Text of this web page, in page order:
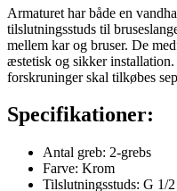
Armaturet har både en
tilslutningsstuds til
mellem kar og bruser. De
æstetisk og sikker
forskruninger skal tilkøbes
Specifikationer:
Antal greb: 2-grebs
Farve: Krom
Tilslutningsstuds: G 1/2